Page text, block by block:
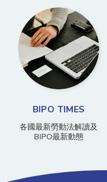
BIPO TIMES
各國最新勞動法解讀及
BIPO最新動態